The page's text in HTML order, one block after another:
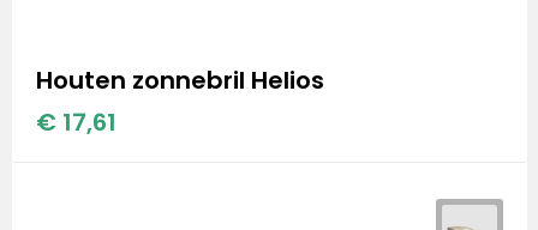
Houten zonnebril Helios
€ 17,61